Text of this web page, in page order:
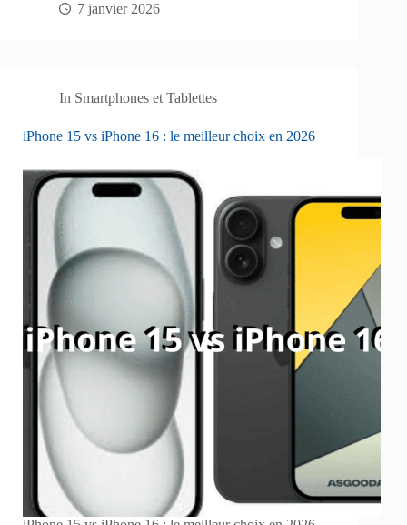
7 janvier 2026
In Smartphones et Tablettes
iPhone 15 vs iPhone 16 : le meilleur choix en 2026